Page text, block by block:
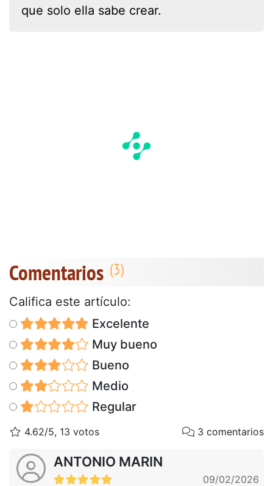
que solo ella sabe crear.
Comentarios
Califica este artículo:
Excelente
Muy bueno
Bueno
Medio
Regular
4.62/5, 13 votos 3 comentarios
ANTONIO MARIN
09/02/2026